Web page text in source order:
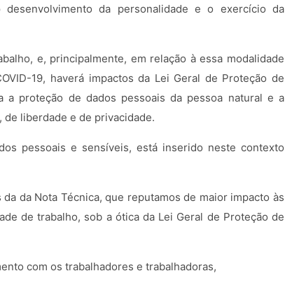
da personalidade e o exercício da
e, principalmente, em relação à essa modalidade
19, haverá impactos da Lei Geral de Proteção de
a proteção de dados pessoais da pessoa natural e a
liberdade e de privacidade.
pessoais e sensíveis, está inserido neste contexto
da Nota Técnica, que reputamos de maior impacto às
de trabalho, sob a ótica da Lei Geral de Proteção de
com os trabalhadores e trabalhadoras,